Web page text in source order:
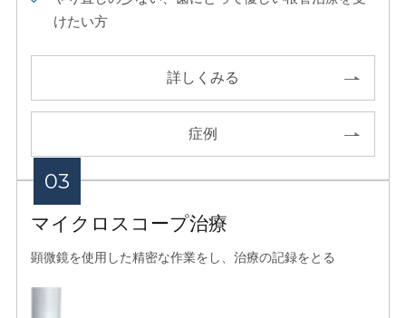
けたい方
詳しくみる
症例
マイクロスコープ治療
顕微鏡を使用した精密な作業をし、治療の記録をとる